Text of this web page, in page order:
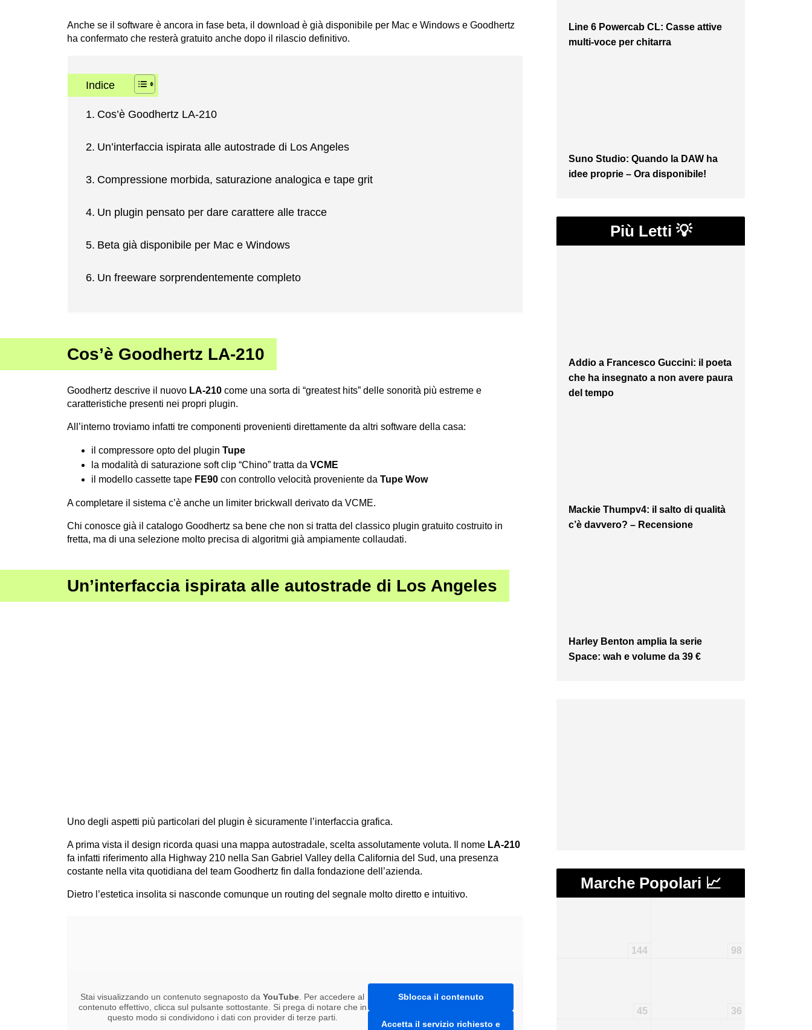
Anche se il software è ancora in fase beta, il download è già disponibile per Mac e Windows e Goodhertz
ha confermato che resterà gratuito anche dopo il rilascio definitivo.
Indice
Cos’è Goodhertz LA-210
Un’interfaccia ispirata alle autostrade di Los Angeles
Compressione morbida, saturazione analogica e tape grit
Un plugin pensato per dare carattere alle tracce
Beta già disponibile per Mac e Windows
Un freeware sorprendentemente completo
Cos’è Goodhertz LA-210
Goodhertz descrive il nuovo LA-210 come una sorta di “greatest hits” delle sonorità più estreme e
caratteristiche presenti nei propri plugin.
All’interno troviamo infatti tre componenti provenienti direttamente da altri software della casa:
il compressore opto del plugin Tupe
la modalità di saturazione soft clip “Chino” tratta da VCME
il modello cassette tape FE90 con controllo velocità proveniente da Tupe Wow
A completare il sistema c’è anche un limiter brickwall derivato da VCME.
Chi conosce già il catalogo Goodhertz sa bene che non si tratta del classico plugin gratuito costruito in
fretta, ma di una selezione molto precisa di algoritmi già ampiamente collaudati.
Un’interfaccia ispirata alle autostrade di Los Angeles
Uno degli aspetti più particolari del plugin è sicuramente l’interfaccia grafica.
A prima vista il design ricorda quasi una mappa autostradale, scelta assolutamente voluta. Il nome LA-210
fa infatti riferimento alla Highway 210 nella San Gabriel Valley della California del Sud, una presenza
costante nella vita quotidiana del team Goodhertz fin dalla fondazione dell’azienda.
Dietro l’estetica insolita si nasconde comunque un routing del segnale molto diretto e intuitivo.
Stai visualizzando un contenuto segnaposto da YouTube . Per accedere al
contenuto effettivo, clicca sul pulsante sottostante. Si prega di notare che in
questo modo si condividono i dati con provider di terze parti.
Sblocca il contenuto
Accetta il servizio richiesto e
Line 6 Powercab CL: Casse attive
multi-voce per chitarra
Suno Studio: Quando la DAW ha
idee proprie – Ora disponibile!
Più Letti 💡
Addio a Francesco Guccini: il poeta
che ha insegnato a non avere paura
del tempo
Mackie Thumpv4: il salto di qualità
c’è davvero? – Recensione
Harley Benton amplia la serie
Space: wah e volume da 39 €
Marche Popolari 📈
144 98
45 36